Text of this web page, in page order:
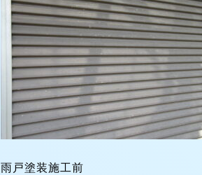
雨戸塗装施工前